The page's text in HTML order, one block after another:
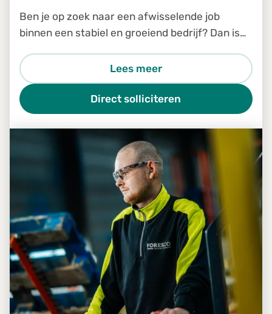
Ben je op zoek naar een afwisselende job
binnen een stabiel en groeiend bedrijf? Dan is
voor jou.
Lees meer
Direct solliciteren